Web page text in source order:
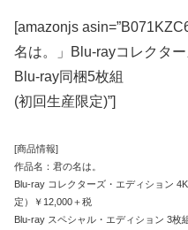
[amazonjs
名は。」Blu-rayコレクタ
Blu-ray同梱5枚組
(初回生産限定)”]
[商品情報]
作品名：君の名は。
Blu-ray コレクターズ・エディション
定）￥12,000＋税
Blu-ray スペシャル・エディション 3枚